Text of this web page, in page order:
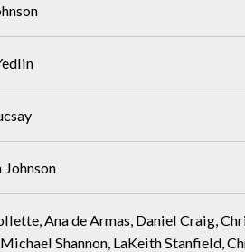
Johnson
Ana de Armas, Daniel Craig,
Shannon, LaKeith Stanfield,